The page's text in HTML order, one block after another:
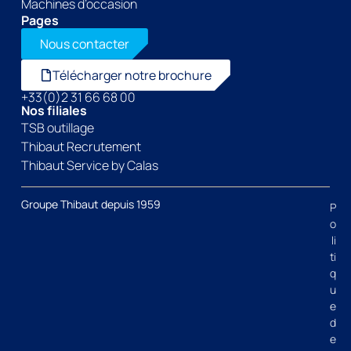
Machines d’occasion
Pages
Nous contacter
Télécharger notre brochure
+33(0)2 31 66 68 00
Nos filiales
TSB outillage
Thibaut Recrutement
Thibaut Service by Calas
Groupe Thibaut depuis 1959
P
o
li
ti
q
u
e
d
e